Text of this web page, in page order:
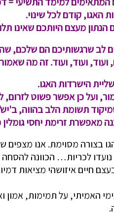
האגו, קודם לכל שינוי.
הנתון מעצם היותכם שאינו
לב שרגשותיכם הם שלכם,
ועוד, ועוד. זה מה
הישרדות האגו.
ועל כן אפשר פשוט לזרום,
תשומת הלב בהווה, ב'יש',
מאפשרת זרימת יחסי
בצורה מסוימת. אנו
נועדו לכריות… הכוונה
חיים איזושהי מציאות
האמיתי, על תמימות,